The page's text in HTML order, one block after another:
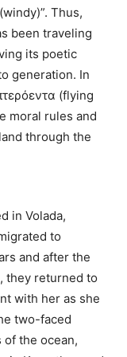
Thus,
been traveling
its poetic
generation. In
(flying
moral rules and
through the
in Volada,
to
and after the
they returned to
with her as she
two-faced
of the ocean,